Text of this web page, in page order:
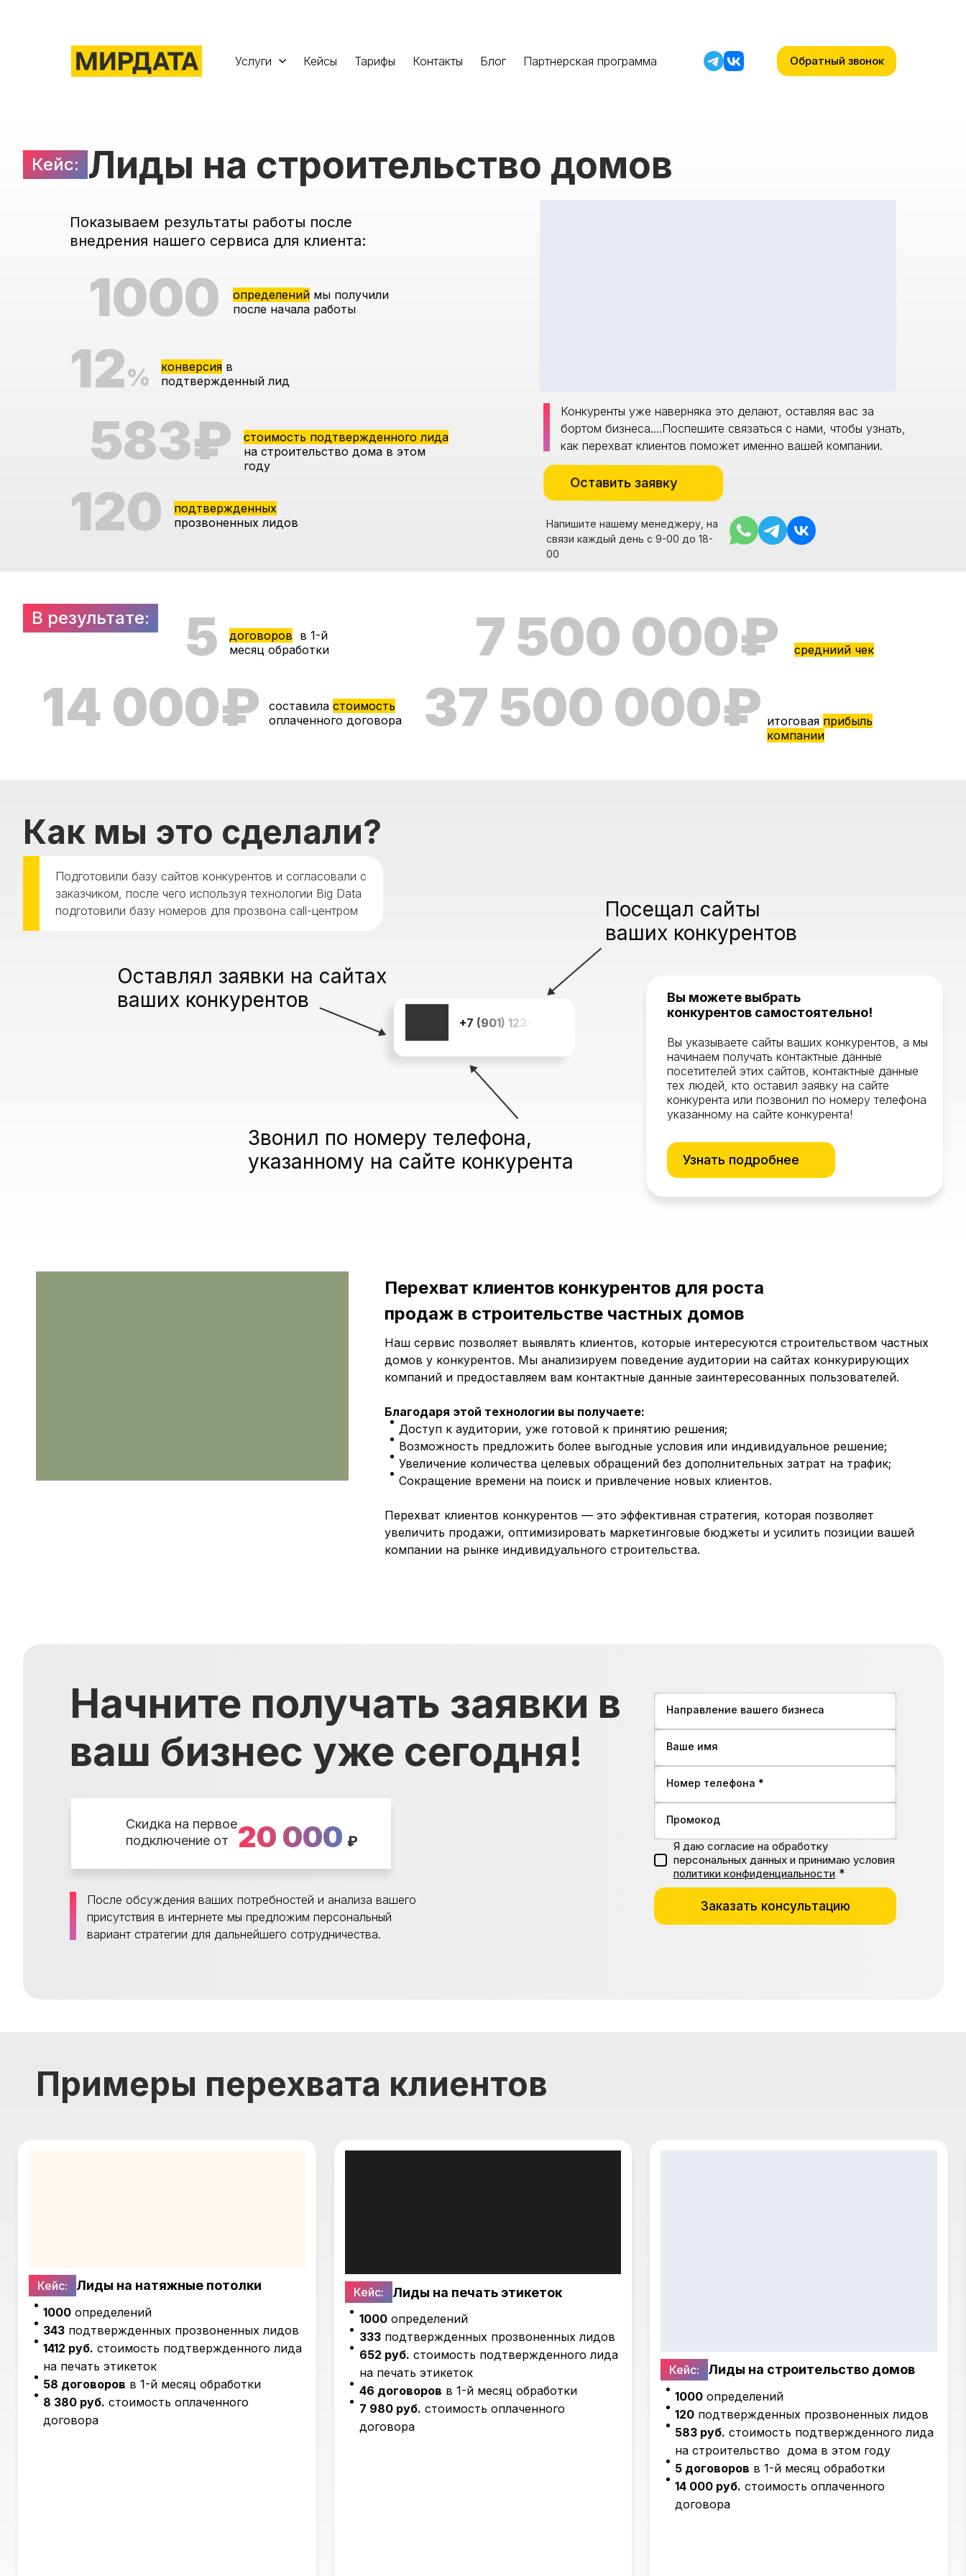
Услуги Кейсы Тарифы Контакты Блог Партнерская программа Обратный звонок
Напишите нашему менеджеру, на
связи каждый день с 9-00 до 18-
00
Конкуренты уже наверняка это делают, оставляя вас за
бортом бизнеса....Поспешите связаться с нами, чтобы узнать,
как перехват клиентов поможет именно вашей компании.
Оставить заявку
подтвержденных
прозвоненных лидов
120
стоимость подтвержденного лида
на строительство дома в этом
году
583₽
конверсия в
подтвержденный лид
%
12
определений мы получили
после начала работы
1000
Показываем результаты работы после
внедрения нашего сервиса для клиента:
Кейс: Лиды на строительство домов
итоговая прибыль
компании
37 500 000₽
средниий чек
7 500 000₽
составила стоимость
оплаченного договора
14 000₽
договоров в 1-й
месяц обработки
5
В результате:
Подготовили базу сайтов конкурентов и согласовали с
заказчиком, после чего используя технологии Big Data
подготовили базу номеров для прозвона call-центром
Узнать подробнее
Вы указываете сайты ваших конкурентов, а мы
начинаем получать контактные данные
посетителей этих сайтов, контактные данные
тех людей, кто оставил заявку на сайте
конкурента или позвонил по номеру телефона
указанному на сайте конкурента!
Вы можете выбрать
конкурентов самостоятельно!
Звонил по номеру телефона,
указанному на сайте конкурента
+7 (901) 123-45-67
Посещал сайты
ваших конкурентов
Оставлял заявки на сайтах
ваших конкурентов
Как мы это сделали?
Перехват клиентов конкурентов для роста
продаж в строительстве частных домов
Наш сервис позволяет выявлять клиентов, которые интересуются строительством частных
домов у конкурентов. Мы анализируем поведение аудитории на сайтах конкурирующих
компаний и предоставляем вам контактные данные заинтересованных пользователей.
Благодаря этой технологии вы получаете:
Доступ к аудитории, уже готовой к принятию решения;
Возможность предложить более выгодные условия или индивидуальное решение;
Увеличение количества целевых обращений без дополнительных затрат на трафик;
Сокращение времени на поиск и привлечение новых клиентов.
Перехват клиентов конкурентов — это эффективная стратегия, которая позволяет
увеличить продажи, оптимизировать маркетинговые бюджеты и усилить позиции вашей
компании на рынке индивидуального строительства.
₽
20 000
Скидка на первое
подключение от
Направление вашего бизнеса
Ваше имя
Номер телефона *
Промокод
Я даю согласие на обработку
персональных данных и принимаю условия
политики конфиденциальности *
Заказать консультацию
После обсуждения ваших потребностей и анализа вашего
присутствия в интернете мы предложим персональный
вариант стратегии для дальнейшего сотрудничества.
Начните получать заявки в
ваш бизнес уже сегодня!
Примеры перехвата клиентов
Кейс: Лиды на натяжные потолки
1000 определений
343 подтвержденных прозвоненных лидов
1412 руб. стоимость подтвержденного лида
на печать этикеток
58 договоров в 1-й месяц обработки
8 380 руб. стоимость оплаченного
договора
Кейс: Лиды на печать этикеток
1000определений
333подтвержденных прозвоненных лидов
652 руб. стоимость подтвержденного лида
на печать этикеток
46 договоров в 1-й месяц обработки
7 980 руб. стоимость оплаченного
договора
Кейс: Лиды на строительство домов
1000 определений
120 подтвержденных прозвоненных лидов
583 руб. стоимость подтвержденного лида
на строительство дома в этом году
5 договоров в 1-й месяц обработки
14 000 руб. стоимость оплаченного
договора